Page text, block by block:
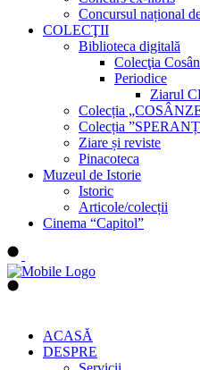
Concursul național
COLECŢII
Biblioteca digitală
Colecţia
Periodice
Ziarul
Colecția
Colecția
Ziare și reviste
Pinacoteca
Muzeul de Istorie
Istoric
Articole/colecții
Cinema “Capitol”
ACASĂ
DESPRE